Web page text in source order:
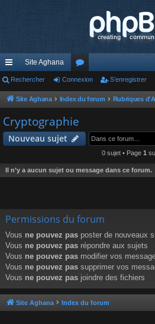
cc
ès
ra
pi
Site Aghana
or
u
s
Rechercher Connexion S’enregistrer
Site Aghana Index du forum Rubriques
Cryptographie
Nouveau sujet
0 sujet • Page 1
Il n’y a aucun sujet ou message dans ce forum.
Permissions du forum
Vous ne pouvez pas poster de nouveaux
Vous ne pouvez pas répondre aux sujets
Vous ne pouvez pas modifier vos
Vous ne pouvez pas supprimer vos
Vous ne pouvez pas joindre des fichiers
Site Aghana Index du forum